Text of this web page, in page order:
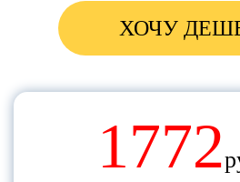
Зарплата и управление
Общепит ПРОФ
Учет в управляющих
База для разработки или
1772
ХОЧУ